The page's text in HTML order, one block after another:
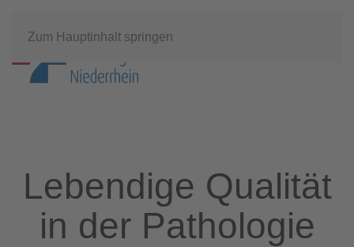
Zum Hauptinhalt springen
Lebendige Qualität
in der Pathologie